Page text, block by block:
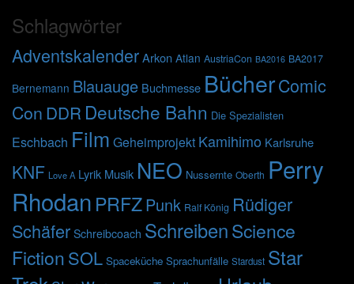
Schlagwörter
AdventskalenderArkon Atlan AustriaCon BA2016 BA2017
Bernemann Blauauge Buchmesse BücherComic
Con DDR Deutsche Bahn Die Spezialisten
Eschbach Film Geheimprojekt Kamihimo Karlsruhe
KNF Love A Lyrik Musik NEO Nussernte Oberth Perry
Rhodan PRFZPunk Ralf König Rüdiger
Schäfer Schreibcoach SchreibenScience
FictionSOL Spaceküche Sprachunfälle Stardust Star